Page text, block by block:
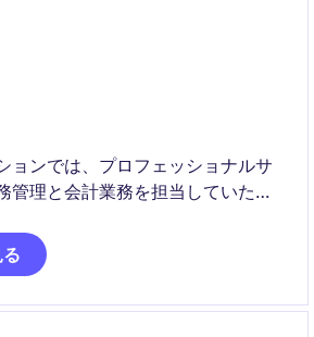
ョンでは、プロフェッショナルサ
管理と会計業務を担当していただ
に貢献していただける方を募集し